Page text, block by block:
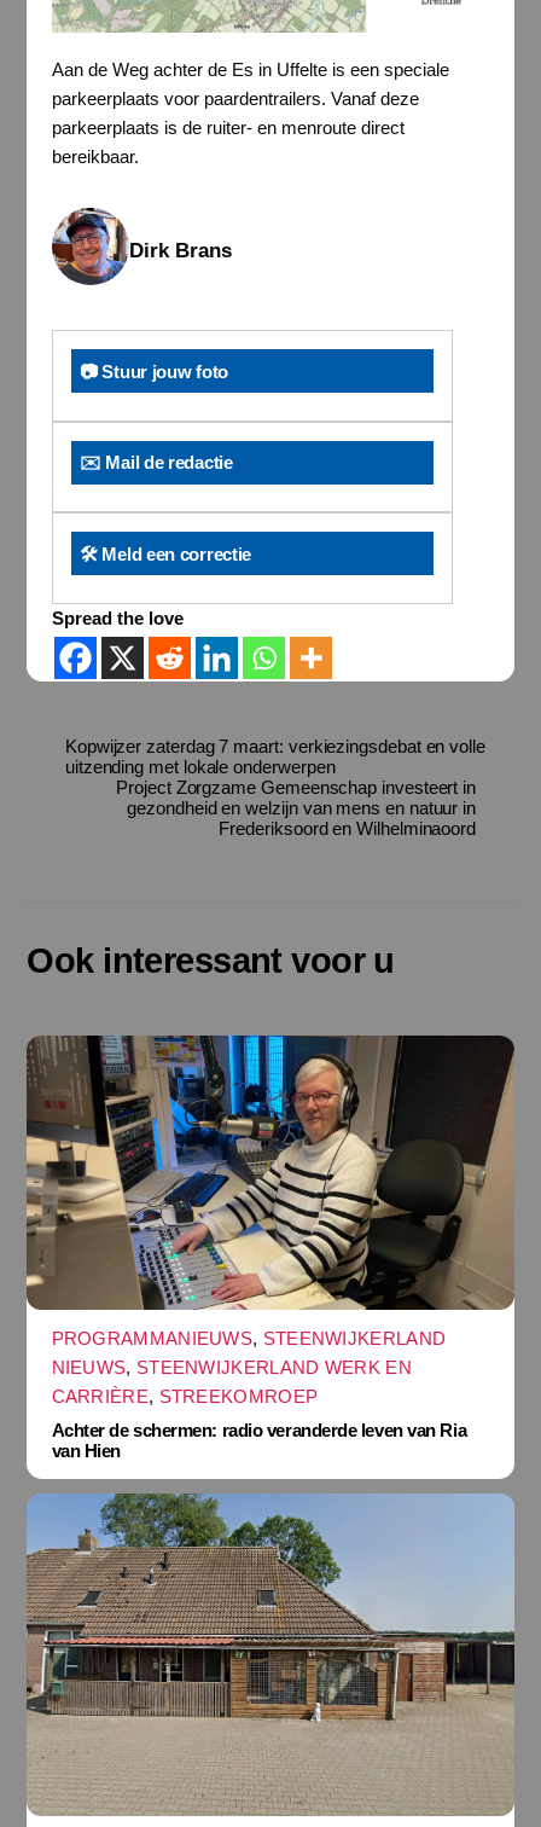
Aan de Weg achter de Es in Uffelte is een speciale
parkeerplaats voor paardentrailers. Vanaf deze
parkeerplaats is de ruiter- en menroute direct
bereikbaar.
Dirk Brans
📷 Stuur jouw foto
✉️ Mail de redactie
🛠️ Meld een correctie
Spread the love
Kopwijzer zaterdag 7 maart: verkiezingsdebat en volle
uitzending met lokale onderwerpen
Project Zorgzame Gemeenschap investeert in
gezondheid en welzijn van mens en natuur in
Frederiksoord en Wilhelminaoord
Ook interessant voor u
PROGRAMMANIEUWS, STEENWIJKERLAND
NIEUWS, STEENWIJKERLAND WERK EN
CARRIÈRE, STREEKOMROEP
Achter de schermen: radio veranderde leven van Ria
van Hien